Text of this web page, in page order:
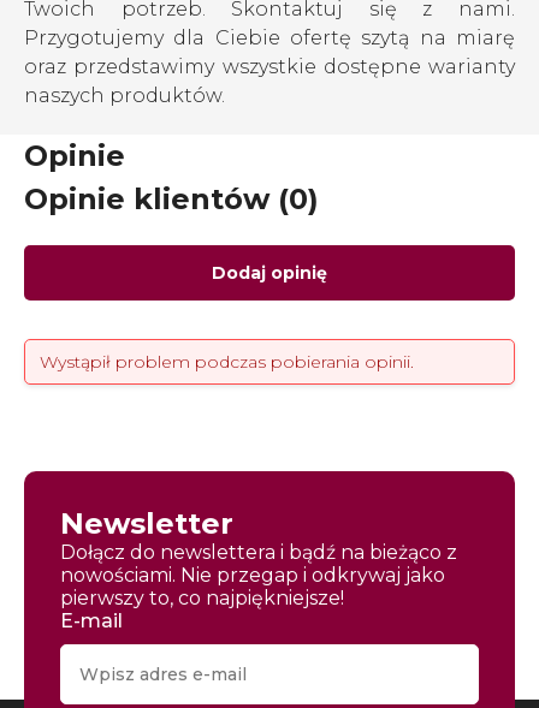
Twoich potrzeb. Skontaktuj się z nami.
Przygotujemy dla Ciebie ofertę szytą na miarę
oraz przedstawimy wszystkie dostępne warianty
naszych produktów.
Opinie
Opinie klientów (0)
Dodaj opinię
Wystąpił problem podczas pobierania opinii.
Newsletter
Dołącz do newslettera i bądź na bieżąco z
nowościami. Nie przegap i odkrywaj jako
pierwszy to, co najpiękniejsze!
E-mail